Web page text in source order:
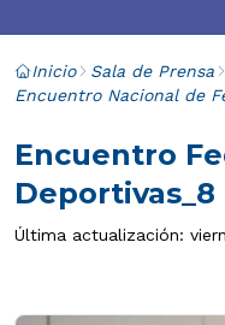
Inicio Sala de Prensa
Encuentro Nacional de
Encuentro
Deportivas_8
Última actualización: